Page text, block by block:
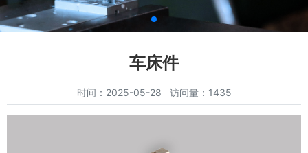
车床件
时间：2025-05-28 访问量：1435